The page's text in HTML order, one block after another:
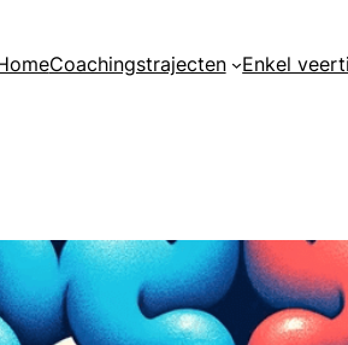
Coachingstrajecten Enkel